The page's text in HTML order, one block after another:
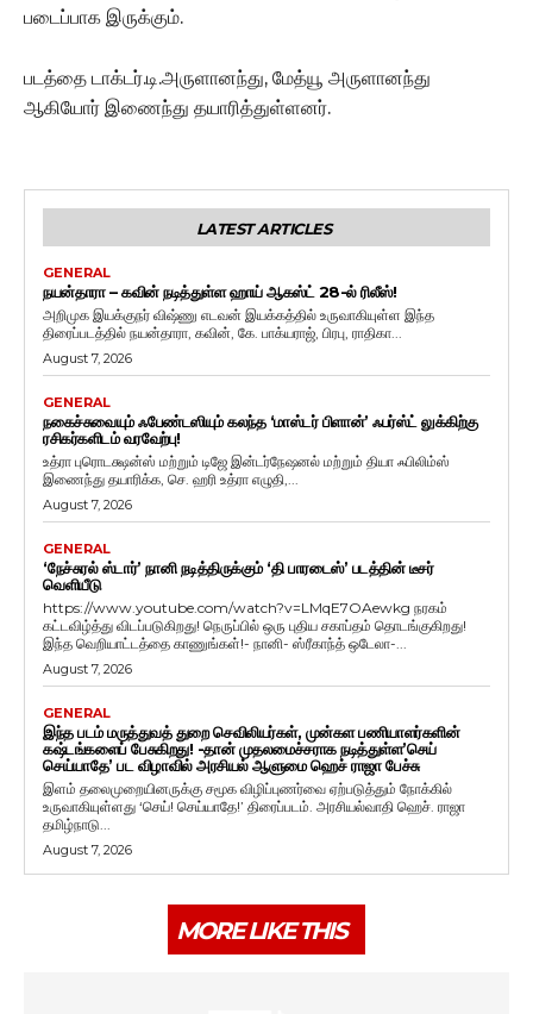
படைப்பாக இருக்கும்.
படத்தை டாக்டர்.டி.அருளானந்து, மேத்யூ அருளானந்து
ஆகியோர் இணைந்து தயாரித்துள்ளனர்.
LATEST ARTICLES
GENERAL
நயன்தாரா – கவின் நடித்துள்ள ஹாய் ஆகஸ்ட் 28-ல் ரிலீஸ்!
அறிமுக இயக்குநர் விஷ்ணு எடவன் இயக்கத்தில் உருவாகியுள்ள இந்த
திரைப்படத்தில் நயன்தாரா, கவின், கே. பாக்யராஜ், பிரபு, ராதிகா...
August 7, 2026
GENERAL
நகைச்சுவையும் ஃபேண்டஸியும் கலந்த ‘மாஸ்டர் பிளான்’ ஃபர்ஸ்ட் லுக்கிற்கு
ரசிகர்களிடம் வரவேற்பு!
உத்ரா புரொடக்ஷன்ஸ் மற்றும் டிஜே இன்டர்நேஷனல் மற்றும் தியா ஃபிலிம்ஸ்
இணைந்து தயாரிக்க, செ. ஹரி உத்ரா எழுதி,...
August 7, 2026
GENERAL
‘நேச்சுரல் ஸ்டார்’ நானி நடித்திருக்கும் ‘தி பாரடைஸ்’ படத்தின் டீசர்
வெளியீடு
https://www.youtube.com/watch?v=LMqE7OAewkg நரகம்
கட்டவிழ்த்து விடப்படுகிறது! நெருப்பில் ஒரு புதிய சகாப்தம் தொடங்குகிறது!
இந்த வெறியாட்டத்தை காணுங்கள்!- நானி- ஸ்ரீகாந்த் ஒடேலா-...
August 7, 2026
GENERAL
இந்த படம் மருத்துவத் துறை செவிலியர்கள், முன்கள பணியாளர்களின்
கஷ்டங்களைப் பேசுகிறது! -தான் முதலமைச்சராக நடித்துள்ள’செய்
செய்யாதே’ பட விழாவில் அரசியல் ஆளுமை ஹெச் ராஜா பேச்சு
இளம் தலைமுறையினருக்கு சமூக விழிப்புணர்வை ஏற்படுத்தும் நோக்கில்
உருவாகியுள்ளது ‘செய்! செய்யாதே!’ திரைப்படம். அரசியல்வாதி ஹெச். ராஜா
தமிழ்நாடு...
August 7, 2026
MORE LIKE THIS